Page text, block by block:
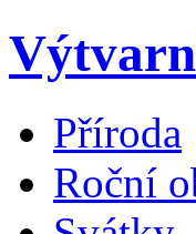
Příroda
Roční